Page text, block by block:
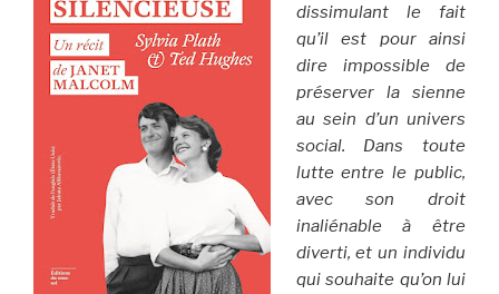
dissimulant le fait
qu’il est pour ainsi
dire impossible de
préserver la sienne
au sein d’un univers
social. Dans toute
lutte entre le public,
avec son droit
inaliénable à être
diverti, et un individu
qui souhaite qu’on lui